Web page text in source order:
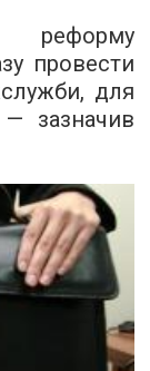
реформу
провести
для
— зазначив